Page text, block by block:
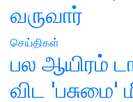
வருவார்
செய்திகள்
பல ஆயிரம்
விட 'பசுமை'